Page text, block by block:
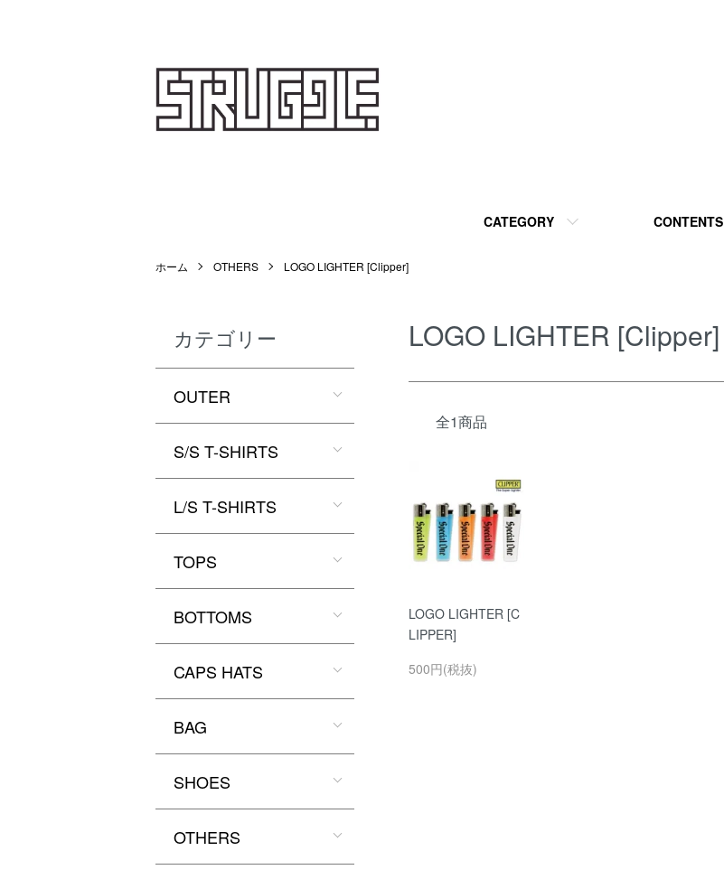
CATEGORY CONTENTS
ホーム OTHERS LOGO LIGHTER [Clipper]
LOGO LIGHTER [Clipper]
全1商品
LOGO LIGHTER [C
LIPPER]
500円(税抜)
カテゴリー
OUTER
S/S T-SHIRTS
L/S T-SHIRTS
TOPS
BOTTOMS
CAPS HATS
BAG
SHOES
OTHERS